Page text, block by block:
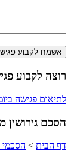
רוצה לקבוע
לתיאום פגישה
הסכם גירושין
דף הבית > הסכמי